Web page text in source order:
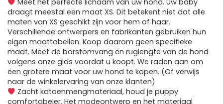
Meet het perfecte lichaam van uw hond. Uw baby
draagt ​​meestal een maat XS. Dit betekent niet dat alle
maten van XS geschikt zijn voor hem of haar.
Verschillende ontwerpers en fabrikanten gebruiken hun
eigen maattabellen. Koop daarom geen specifieke
maat. Meet de borstomvang en ruglengte van de hond
volgens onze gids voordat u koopt. We raden aan om
een ​​grotere maat voor uw hond te kopen. (Of verwijs
naar de winkelervaring van onze klanten)
Zacht katoenmengmateriaal, houd je puppy
comfortabeler. Het modeontwerp en het materiaal